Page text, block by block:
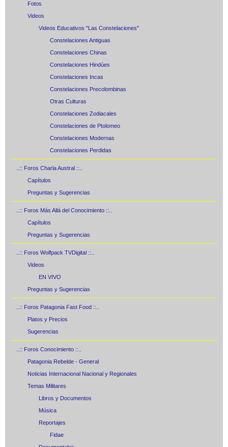
Fotos
Videos
Videos Educativos "Las Constelaciones"
Constelaciones Antiguas
Constelaciones Chinas
Constelaciones Hindúes
Constelaciones Incas
Constelaciones Precolombinas
Otras Culturas
Constelaciones Zodiacales
Constelaciones de Ptolomeo
Constelaciones Modernas
Constelaciones Perdidas
..:: Foros Charla Austral ::..
Capítulos
Preguntas y Sugerencias
..:: Foros Más Allá del Conocimiento ::..
Capítulos
Preguntas y Sugerencias
..:: Foros Wolfpack TVDigital ::..
Videos
EN VIVO
Preguntas y Sugerencias
..:: Foros Patagonia Fast Food ::..
Platos y Precios
Sugerencias
..:: Foros Conocimiento ::..
Patagonia Rebelde - General
Noticias Internacional Nacional y Regionales
Temas Militares
Libros y Documentos
Música
Reportajes
Fidae